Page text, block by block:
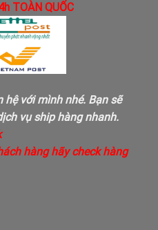
TOÀN QUỐC
hệ với mình nhé. Bạn sẽ
vụ ship hàng nhanh.
hàng hãy check hàng